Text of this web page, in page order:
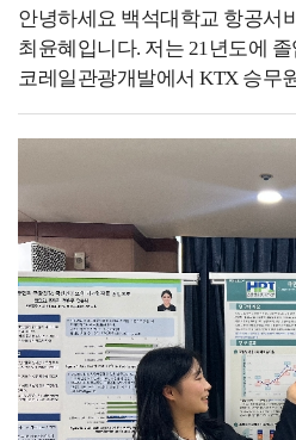
좋은 것 같습니다. 하지만, 아무
위주이기 때문에 시차 적응과 같
생각합니다. 백녹담 : 이와 같은
진행하는 청해진 프로그램에서
어번 호텔에 다녀왔습니다. 이제
슈퍼바이저로 일을 하면서 해외
있었고, 그리고 다녀와서는 바
935점을 달성했습니다. 또한, 오
와인 소믈리에, 심폐소생술, 태
자격증을 취득하며 미래를 준비
청해진 프로그램을 통해 해외에
취업할 때도 굉장히 좋은 스펙으
안녕하세요 백석대학교 항공서
최윤혜입니다. 저는 21년도에
코레일관광개발에서 KTX 승무
하다가현재 대한항공 객실승무
교육을 받고있습니다. 저는 대
학생이었습니다.백석대학교 홍
모의고사에도 실려보고, 항공과
고등학생들에게 꿈이 되어도 보
임원활동을 하며 직접 행사를
단증 취득을 위해 학교를 마치
도장에서 수련을 받기도 했어요
대상을 수상을 하기도 했고,서
안내데스크에서 1년간 경력을
교내, 대외활동에 끊임없이 도전